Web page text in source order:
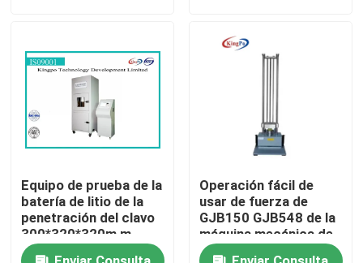
Control de calidad
Éntrenos en contacto con
Pida una cita
Equipo de prueba del IEC
Equipo de prueba de la
batería de litio de la
penetración del clavo
300*320*320m m
Operación fácil de
usar de fuerza de
GJB150 GJB548 de la
máquina mecánica de
la prueba